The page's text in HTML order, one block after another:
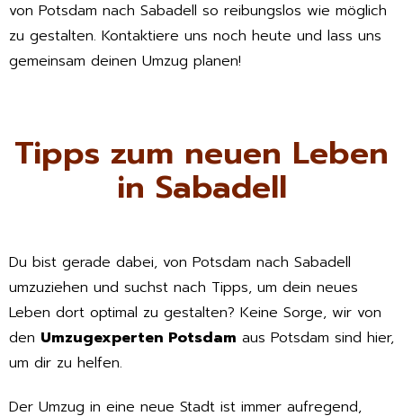
von Potsdam nach Sabadell so reibungslos wie möglich
zu gestalten. Kontaktiere uns noch heute und lass uns
gemeinsam deinen Umzug planen!
Tipps zum neuen Leben
in Sabadell
Du bist gerade dabei, von Potsdam nach Sabadell
umzuziehen und suchst nach Tipps, um dein neues
Leben dort optimal zu gestalten? Keine Sorge, wir von
den Umzugexperten Potsdam aus Potsdam sind hier,
um dir zu helfen.
Der Umzug in eine neue Stadt ist immer aufregend,